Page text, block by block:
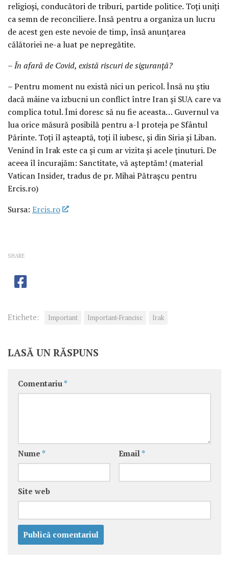
religioși, conducători de triburi, partide politice. Toți uniți
ca semn de reconciliere. Însă pentru a organiza un lucru
de acest gen este nevoie de timp, însă anunțarea
călătoriei ne-a luat pe nepregătite.
– În afară de Covid, există riscuri de siguranță?
– Pentru moment nu există nici un pericol. Însă nu știu
dacă mâine va izbucni un conflict între Iran și SUA care va
complica totul. Îmi doresc să nu fie aceasta… Guvernul va
lua orice măsură posibilă pentru a-l proteja pe Sfântul
Părinte. Toți îl așteaptă, toți îl iubesc, și din Siria și Liban.
Venind în Irak este ca și cum ar vizita și acele ținuturi. De
aceea îl încurajăm: Sanctitate, vă așteptăm! (material
Vatican Insider, tradus de pr. Mihai Pătrașcu pentru
Ercis.ro)
Sursa: Ercis.ro
SHARE
Etichete: Important Important-Francisc Irak
LASĂ UN RĂSPUNS
Comentariu *
Nume * Email *
Site web